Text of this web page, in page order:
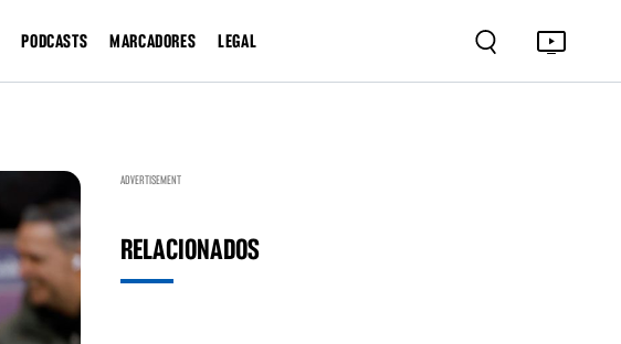
PODCASTS MARCADORES LEGAL
ADVERTISEMENT
RELACIONADOS